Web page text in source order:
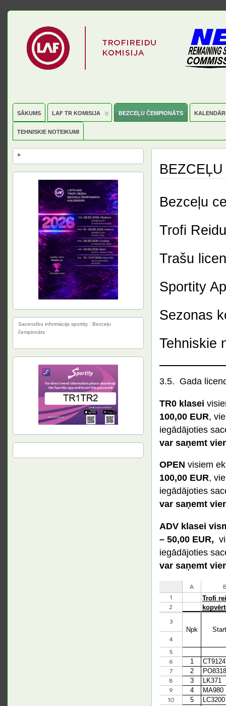
SĀKUMS LAF TR KOMISIJA BEZCEĻU ČEMPIONĀTS
TEHNISKIE NOTEIKUMI
Bezceļu
Trofi
Trašu
Sportity
Sezonas
Tehniskie
3.5. Gada
TR0 klasei
100,00 EUR,
iegādājoties
var saņemt
OPEN visiem
100,00 EUR,
iegādājoties
var saņemt
ADV klasei
– 50,00 EUR,
iegādājoties
var saņemt
Sacensību informācija sportity : Bezceļu
čempionāts